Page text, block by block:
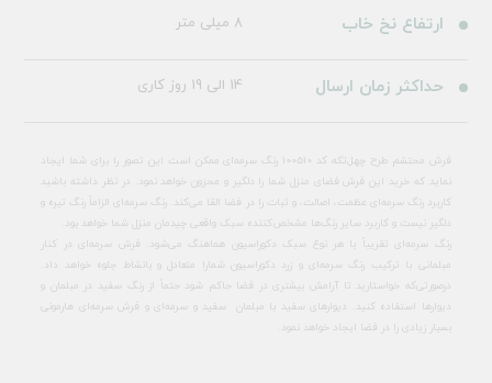
ارتفاع نخ خاب 8 میلی متر
حداکثر زمان ارسال 14 الی 19 روز کاری
فرش محتشم طرح چهل‌تکه کد 100510 رنگ سرمه‌ای ممکن است این تصور را برای شما ایجاد
نماید که خرید این فرش فضای منزل شما را دلگیر و محزون خواهد نمود. در نظر داشته باشید
کاربرد رنگ سرمه‌ای عظمت، اصالت، و ثبات را در فضا القا می‌کند. رنگ سرمه‌ای الزاماً رنگ تیره و
دلگیر نیست و کاربرد سایر رنگ‌ها مشخص‌کننده سبک واقعی چیدمان منزل شما خواهد بود.
رنگ سرمه‌ای تقریباً با هر نوع سبک دکوراسیون هماهنگ می‌شود. فرش سرمه‌ای در کنار
مبلمانی با ترکیب رنگ سرمه‌ای و زرد دکوراسیون شمارا متعادل و بانشاط جلوه خواهد داد.
درصورتی‌که خواستارید تا آرامش بیشتری در فضا حاکم شود حتماً از رنگ سفید در مبلمان و
دیوارها استفاده کنید. دیوارهای سفید با مبلمان سفید و سرمه‌ای و فرش سرمه‌ای هارمونی
بسیار زیادی را در فضا ایجاد خواهد نمود.